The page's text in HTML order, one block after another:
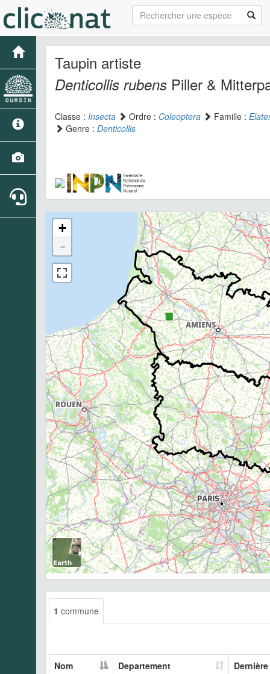
Taupin artiste
Denticollis rubens Piller &
Classe : Insecta Ordre : Coleoptera Famille :
Genre : Denticollis
+
-
1 commune
Nom Departement